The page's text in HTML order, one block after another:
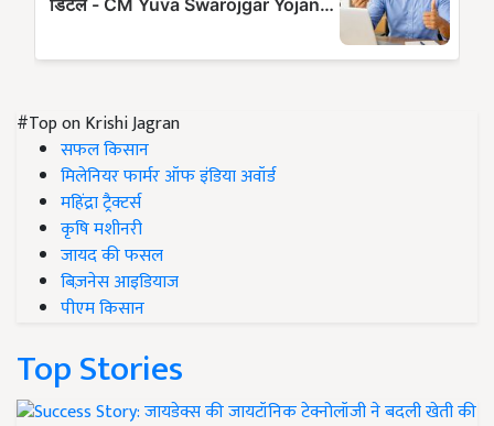
#Top on Krishi Jagran
सफल किसान
मिलेनियर फार्मर ऑफ इंडिया अवॉर्ड
महिंद्रा ट्रैक्टर्स
कृषि मशीनरी
जायद की फसल
बिज़नेस आइडियाज
पीएम किसान
Top Stories